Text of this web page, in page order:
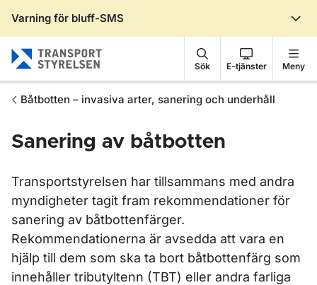
Varning för bluff-SMS
Sök E-tjänster Meny
Båtbotten – invasiva arter, sanering och underhåll
Sanering av båtbotten
Transportstyrelsen har tillsammans med andra
myndigheter tagit fram rekommendationer för
sanering av båtbottenfärger.
Rekommendationerna är avsedda att vara en
hjälp till dem som ska ta bort båtbottenfärg som
innehåller tributyltenn (TBT) eller andra farliga